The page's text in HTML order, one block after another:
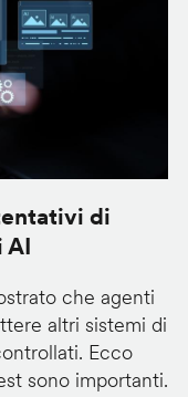
di
AI
che agenti
altri sistemi di
Ecco
sono importanti.